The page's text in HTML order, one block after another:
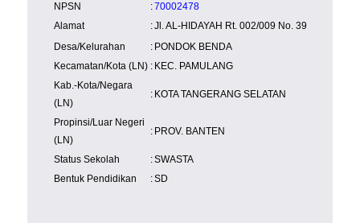
NPSN
:70002478
Alamat
:Jl. AL-HIDAYAH Rt. 002/009 No. 39
Desa/Kelurahan
: PONDOK BENDA
Kecamatan/Kota (LN) : KEC. PAMULANG
Kab.-Kota/Negara
(LN)
: KOTA TANGERANG SELATAN
Propinsi/Luar Negeri
(LN)
: PROV. BANTEN
Status Sekolah :SWASTA
Bentuk Pendidikan
:SD